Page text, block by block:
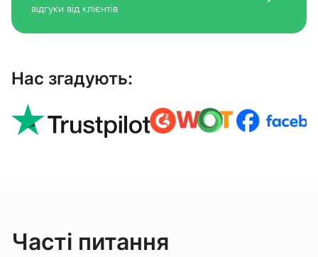
відгуки від клієнтів
Нас згадують:
Часті питання